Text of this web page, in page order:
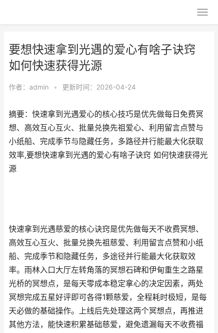
要想快速拿到光遇的爱心有啥子诀窍
如何快速获得光源
作者： admin • 更新时间：2026-04-24
摘要：快速拿到光遇爱心的核心技巧是优先做每日免费冥
想、高效互心互火、批量兑换先祖爱心、利用留言点赞与
小纸船、完成季节与隐藏任务，多路径并行能最大化获取
效率,要想快速拿到光遇的爱心有啥子诀窍 如何快速获得光
源
快速拿到光遇慈爱的核心诀窍是优先做每天不收费冥想、
高效互心互火、批量兑换先祖慈爱、利用留言点赞和小纸
船、完成季节和隐藏任务，多途径并行能最大化获取效
率。雨林入口大厅左转角落的冥想石碑和伊甸重生之路星
光桥的冥想点，是每天零成本稳定拿心的决定因素，两处
冥想完成五星好评即可各得1颗慈爱，全程耗时极短，是每
天必做的基础操作。上线后先处理这两个冥想点，再推进
其他方法，能快速积累基础慈爱，避免遗漏每天不收费福